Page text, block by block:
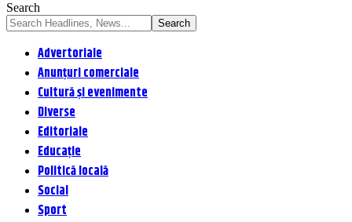
Search
Advertoriale
Anunțuri comerciale
Cultură și evenimente
Diverse
Editoriale
Educație
Politică locală
Social
Sport